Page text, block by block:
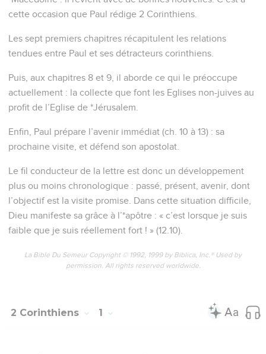
cette occasion que Paul rédige 2 Corinthiens.
Les sept premiers chapitres récapitulent les relations
tendues entre Paul et ses détracteurs corinthiens.
Puis, aux chapitres 8 et 9, il aborde ce qui le préoccupe
actuellement : la collecte que font les Eglises non-juives au
profit de l’Eglise de *Jérusalem.
Enfin, Paul prépare l’avenir immédiat (ch. 10 à 13) : sa
prochaine visite, et défend son apostolat.
Le fil conducteur de la lettre est donc un développement
plus ou moins chronologique : passé, présent, avenir, dont
l’objectif est la visite promise. Dans cette situation difficile,
Dieu manifeste sa grâce à l’*apôtre : « c’est lorsque je suis
faible que je suis réellement fort ! » (12.10).
La Bible Du Semeur Copyright © 1992, 1999 by Biblica, Inc.® Used by
permission. All rights reserved worldwide.
2 Corinthiens 1